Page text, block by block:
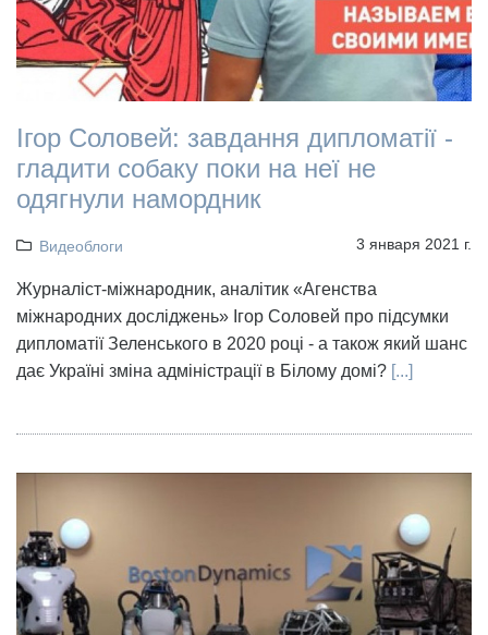
Ігор Соловей: завдання дипломатії -
гладити собаку поки на неї не
одягнули намордник
Видеоблоги 3 января 2021 г.
Журналіст-міжнародник, аналітик «Агенства
міжнародних досліджень» Ігор Соловей про підсумки
дипломатії Зеленського в 2020 році - а також який шанс
дає Україні зміна адміністрації в Білому домі? [...]